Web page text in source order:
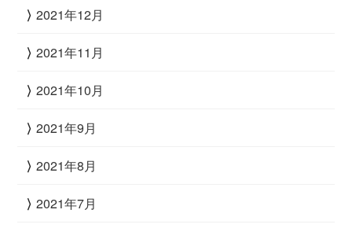
2021年12月
2021年11月
2021年10月
2021年9月
2021年8月
2021年7月